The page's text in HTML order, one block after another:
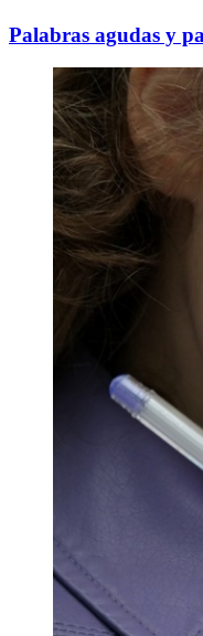
Palabras agudas y